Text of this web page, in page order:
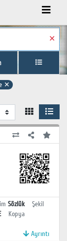
✕
✕
Sözlük
Şekil
Kopya
Ayrıntı